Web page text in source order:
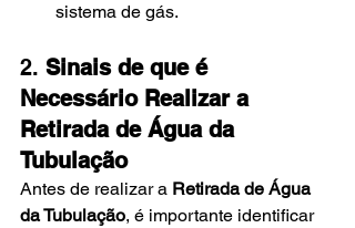
sistema de gás.
2. Sinais de que é
Necessário Realizar a
Retirada de Água da
Tubulação
Antes de realizar a Retirada de Água
da Tubulação, é importante identificar